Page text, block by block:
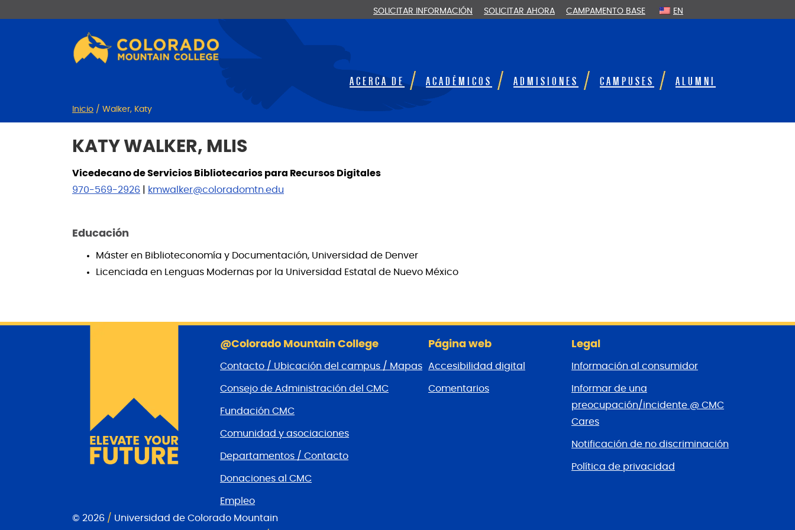
SOLICITAR INFORMACIÓN SOLICITAR AHORA CAMPAMENTO BASE EN
ACERCA DE ACADÉMICOS ADMISIONES CAMPUSES ALUMNI
Inicio / Walker, Katy
KATY WALKER, MLIS
Vicedecano de Servicios Bibliotecarios para Recursos Digitales
970-569-2926
kmwalker@coloradomtn.edu
Educación
Máster en Biblioteconomía y Documentación, Universidad de Denver
Licenciada en Lenguas Modernas por la Universidad Estatal de Nuevo México
@Colorado Mountain College
Contacto / Ubicación del campus / Mapas
Consejo de Administración del CMC
Fundación CMC
Comunidad y asociaciones
Departamentos / Contacto
Donaciones al CMC
Empleo
Página web
Accesibilidad digital
Comentarios
Legal
Información al consumidor
Informar de una
preocupación/incidente @ CMC
Cares
Notificación de no discriminación
Política de privacidad
Página de Facebook del CMC
CMC Twitter
Canal Youtube del CMC
CMC en Instagram
Comunicaciones por correo electrónico de CMC
CMC en Linkedin
CMC en TikTok
© 2026 / Universidad de Colorado Mountain